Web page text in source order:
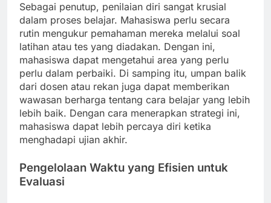
Sebagai penutup, penilaian diri sangat krusial
dalam proses belajar. Mahasiswa perlu secara
rutin mengukur pemahaman mereka melalui soal
latihan atau tes yang diadakan. Dengan ini,
mahasiswa dapat mengetahui area yang perlu
perlu dalam perbaiki. Di samping itu, umpan balik
dari dosen atau rekan juga dapat memberikan
wawasan berharga tentang cara belajar yang lebih
lebih baik. Dengan cara menerapkan strategi ini,
mahasiswa dapat lebih percaya diri ketika
menghadapi ujian akhir.
Pengelolaan Waktu yang Efisien untuk
Evaluasi